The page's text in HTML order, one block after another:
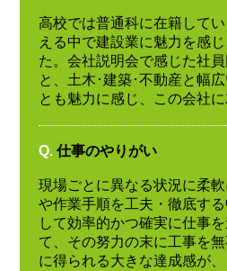
高校では普通科に在籍して
える中で建設業に魅力を感
た。会社説明会で感じた社
と、土木･建築･不動産と幅
とも魅力に感じ、この会社に
Q. 仕事のやりがい
現場ごとに異なる状況に柔
や作業手順を工夫・徹底す
して効率的かつ確実に仕事
て、その努力の末に工事を
に得られる大きな達成感が